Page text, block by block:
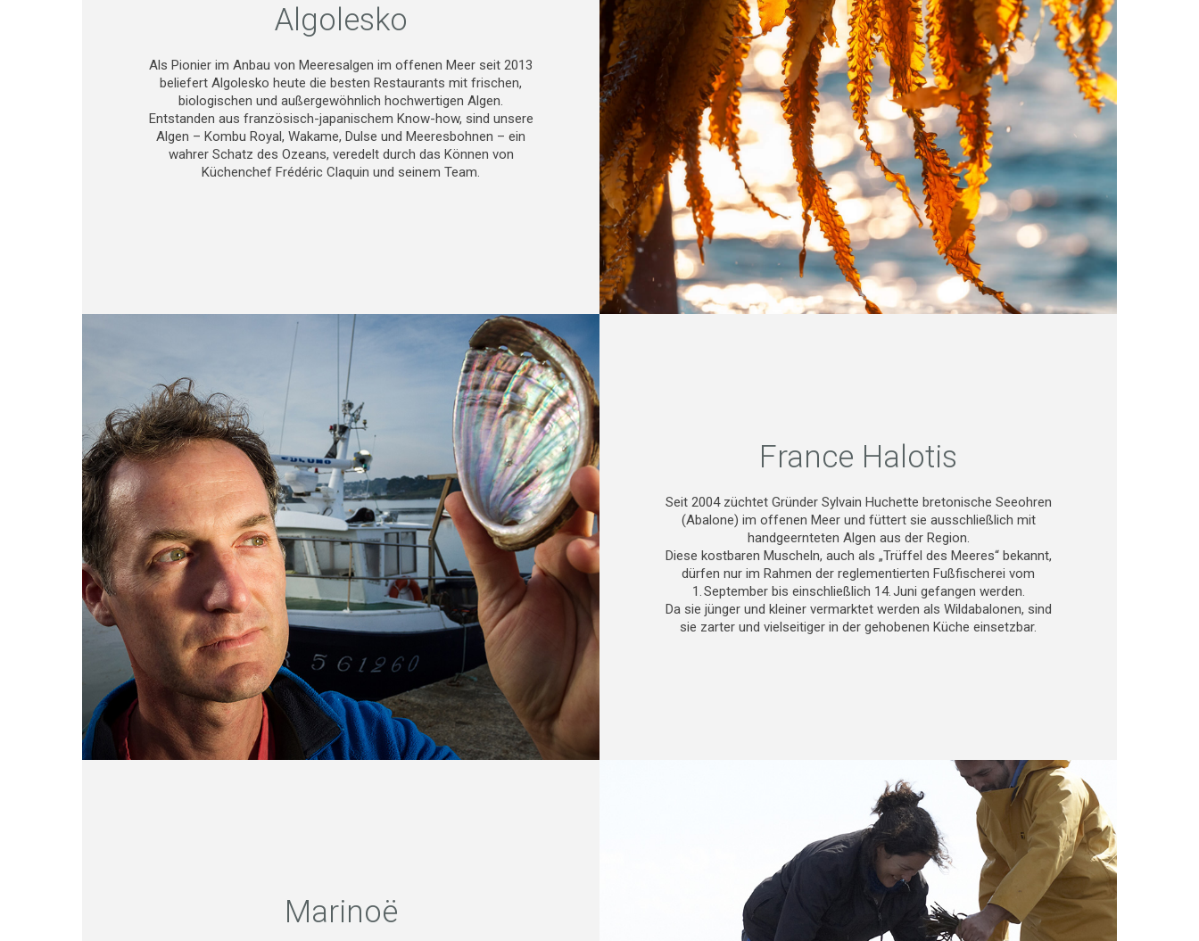
Algolesko
Als Pionier im Anbau von Meeresalgen im offenen Meer seit 2013
beliefert Algolesko heute die besten Restaurants mit frischen,
biologischen und außergewöhnlich hochwertigen Algen.
Entstanden aus französisch-japanischem Know-how, sind unsere
Algen – Kombu Royal, Wakame, Dulse und Meeresbohnen – ein
wahrer Schatz des Ozeans, veredelt durch das Können von
Küchenchef Frédéric Claquin und seinem Team.
France Halotis
Seit 2004 züchtet Gründer Sylvain Huchette bretonische Seeohren
(Abalone) im offenen Meer und füttert sie ausschließlich mit
handgeernteten Algen aus der Region.
Diese kostbaren Muscheln, auch als „Trüffel des Meeres“ bekannt,
dürfen nur im Rahmen der reglementierten Fußfischerei vom
1. September bis einschließlich 14. Juni gefangen werden.
Da sie jünger und kleiner vermarktet werden als Wildabalonen, sind
sie zarter und vielseitiger in der gehobenen Küche einsetzbar.
Marinoë